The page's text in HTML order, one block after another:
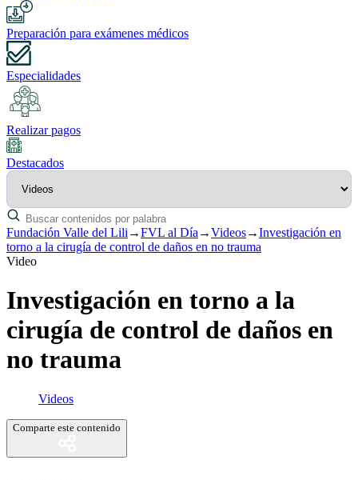
Preparación para exámenes médicos
Especialidades
Realizar pagos
Destacados
Fundación Valle del Lili →FVL al Día →Videos→Investigación en
torno a la cirugía de control de daños en no trauma
Video
Investigación en torno a la
cirugía de control de daños en
no trauma
Videos
Comparte este contenido